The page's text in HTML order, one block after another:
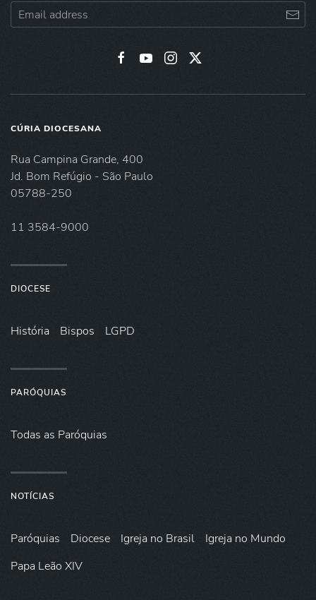
CÚRIA DIOCESANA
Rua Campina Grande, 400
Jd. Bom Refúgio - São Paulo
05788-250
11 3584-9000
DIOCESE
História Bispos LGPD
PARÓQUIAS
Todas as Paróquias
NOTÍCIAS
Paróquias Diocese Igreja no Brasil
Igreja no Mundo
Papa Leão XIV